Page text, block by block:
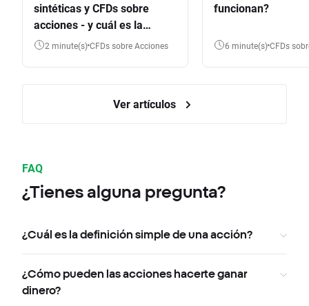
sintéticas y CFDs sobre
acciones - y cuál es la
diferencia?
2 minute(s) CFDs sobre Acciones
funcionan?
6 minute(s) CFDs
Ver artículos
FAQ
¿Tienes alguna pregunta?
¿Cuál es la definición simple de una acción?
¿Cómo pueden las acciones hacerte ganar
dinero?